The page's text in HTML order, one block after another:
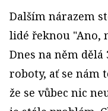
Dalším nárazem
lidé řeknou "Ano,
Dnes na něm
roboty, ať se nám
že se vůbec nic